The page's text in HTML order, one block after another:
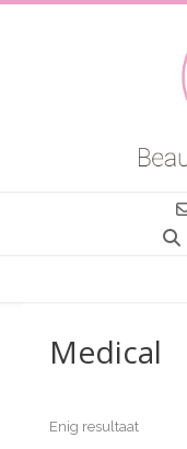
Medical
Enig resultaat